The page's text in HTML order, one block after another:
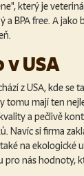
který je
a BPA free. A jako
USA
z USA, kde se
tomu mají ten
a pečlivě
Navíc si firma
na ekologické
pro nás hodnoty,